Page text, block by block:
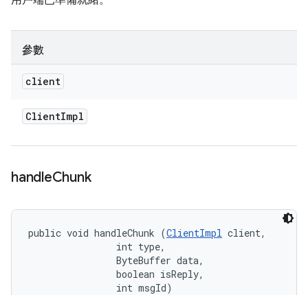
參數
client
ClientImpl
handleChunk
public void handleChunk (ClientImpl client,
                int type,
                ByteBuffer data,
                boolean isReply,
                int msgId)